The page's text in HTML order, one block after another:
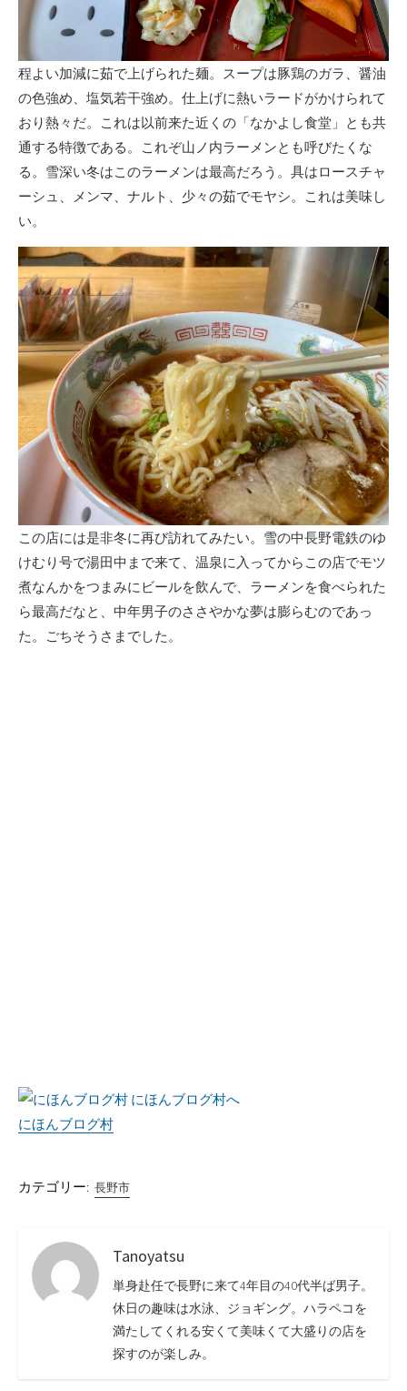
程よい加減に茹で上げられた麺。スープは豚鶏のガラ、醤油
の色強め、塩気若干強め。仕上げに熱いラードがかけられて
おり熱々だ。これは以前来た近くの「なかよし食堂」とも共
通する特徴である。これぞ山ノ内ラーメンとも呼びたくな
る。雪深い冬はこのラーメンは最高だろう。具はロースチャ
ーシュ、メンマ、ナルト、少々の茹でモヤシ。これは美味し
い。
この店には是非冬に再び訪れてみたい。雪の中長野電鉄のゆ
けむり号で湯田中まで来て、温泉に入ってからこの店でモツ
煮なんかをつまみにビールを飲んで、ラーメンを食べられた
ら最高だなと、中年男子のささやかな夢は膨らむのであっ
た。ごちそうさまでした。
にほんブログ村
カテゴリー: 長野市
Tanoyatsu
単身赴任で長野に来て4年目の40代半ば男子。
休日の趣味は水泳、ジョギング。ハラペコを
満たしてくれる安くて美味くて大盛りの店を
探すのが楽しみ。